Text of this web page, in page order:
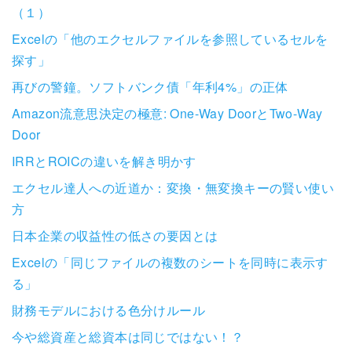
（１）
Excelの「他のエクセルファイルを参照しているセルを
探す」
再びの警鐘。ソフトバンク債「年利4%」の正体
Amazon流意思決定の極意: One-Way DoorとTwo-Way
Door
IRRとROICの違いを解き明かす
エクセル達人への近道か：変換・無変換キーの賢い使い
方
日本企業の収益性の低さの要因とは
Excelの「同じファイルの複数のシートを同時に表示す
る」
財務モデルにおける色分けルール
今や総資産と総資本は同じではない！？